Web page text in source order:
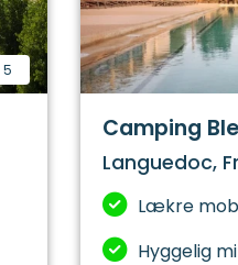
5
Camping
Languedoc,
Lækre
Hyggelig